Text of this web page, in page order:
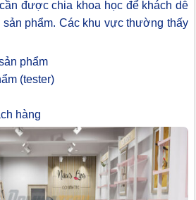
được chia khoa học để khách dễ
phẩm. Các khu vực thường thấy
phẩm
(tester)
hàng